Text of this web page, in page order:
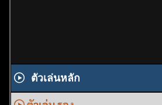
ตัวเล่นหลัก